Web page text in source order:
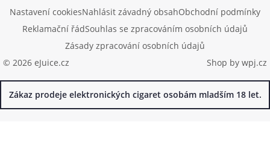
© 2026 eJuice.cz
Nastavení cookiesNahlásit závadný obsahObchodní podmínky
Reklamační řádSouhlas se zpracováním osobních údajů
Zásady zpracování osobních údajů
Shop by wpj.cz
Zákaz prodeje elektronických cigaret osobám mladším 18 let.